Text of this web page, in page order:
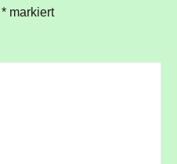
* markiert